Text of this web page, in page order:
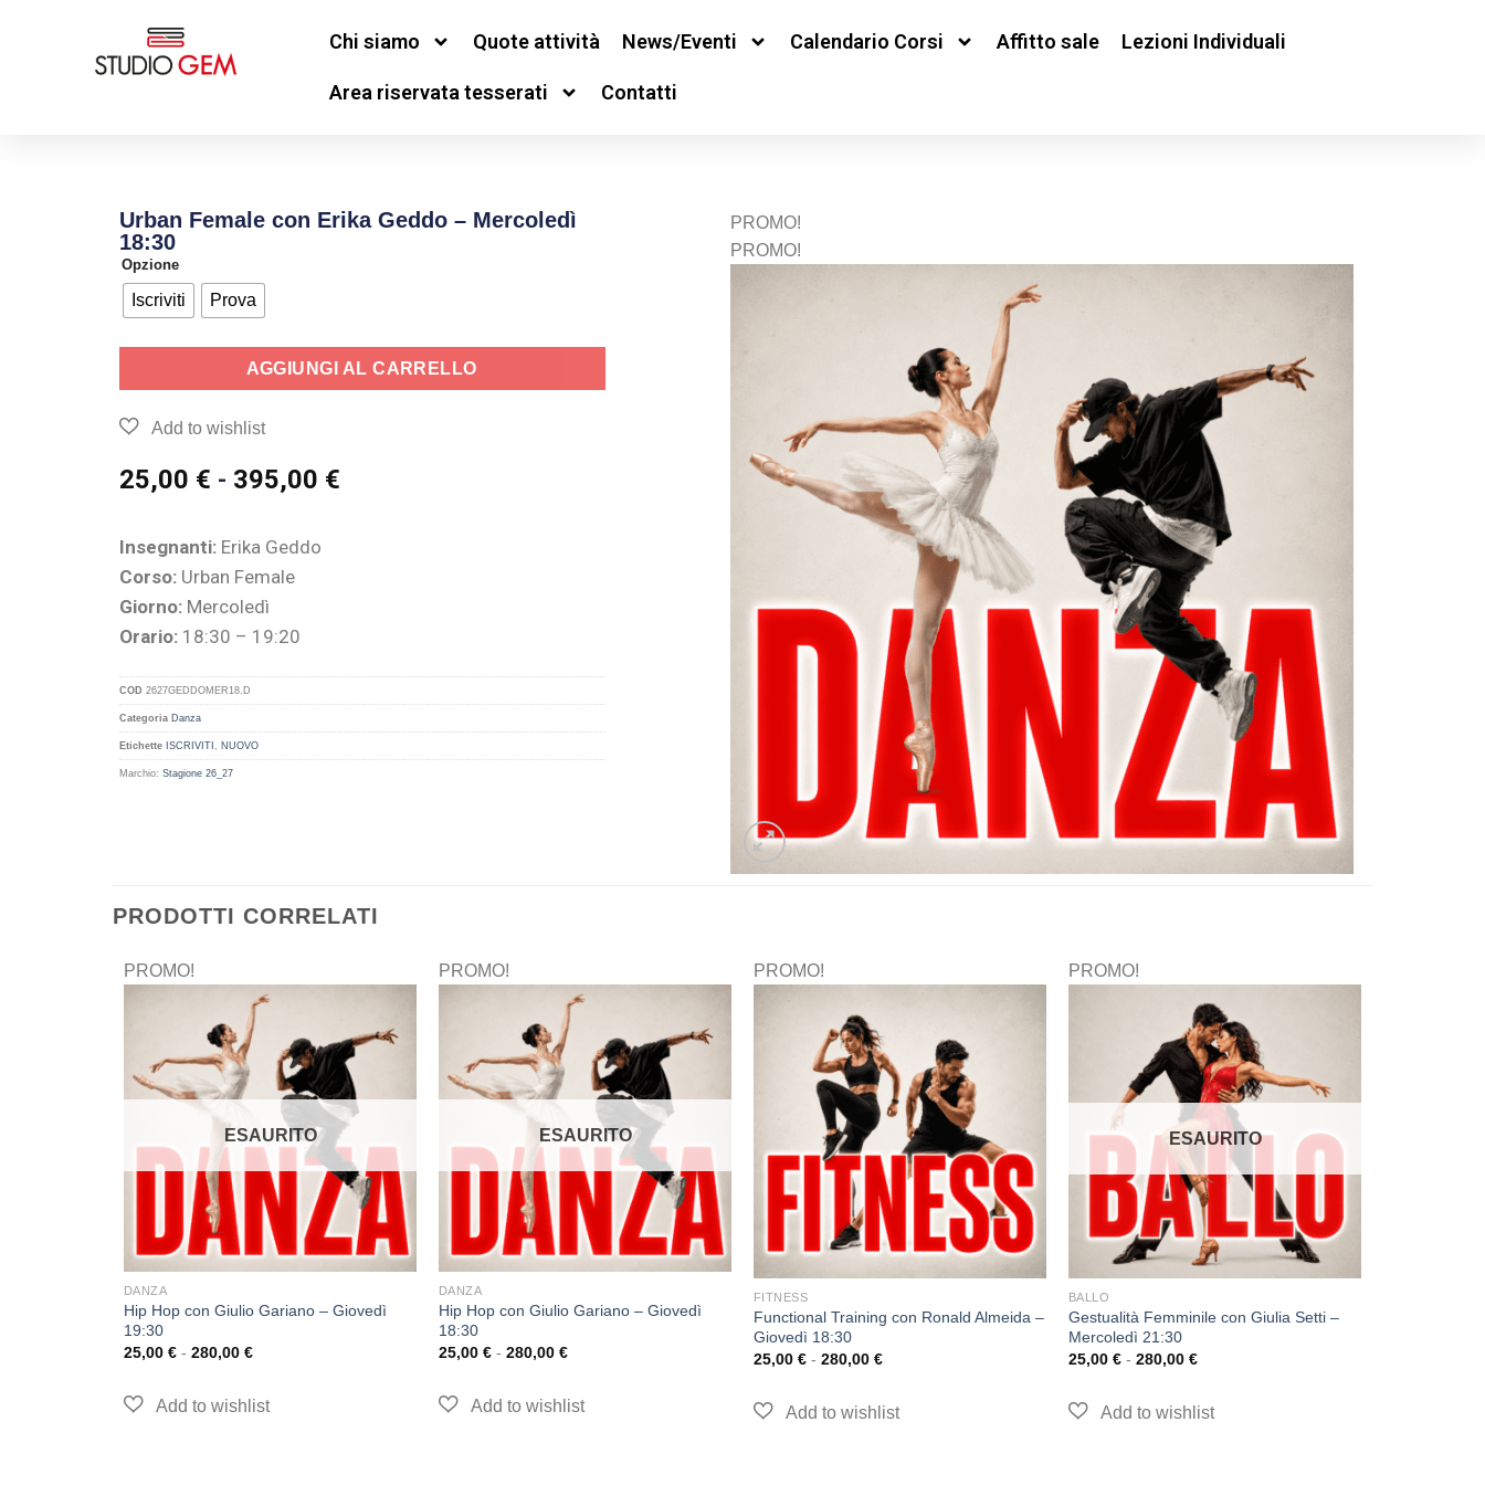
Chi siamo Quote attività News/Eventi Calendario Corsi Affitto sale Lezioni Individuali
Area riservata tesserati Contatti
Urban Female con Erika Geddo – Mercoledì
18:30
Opzione
Iscriviti Prova
AGGIUNGI AL CARRELLO
25,00 € - 395,00 €
Insegnanti:Erika Geddo
Corso:Urban Female
Giorno:Mercoledì
Orario:18:30 – 19:20
COD 2627GEDDOMER18.D
Categoria Danza
Etichette ISCRIVITI NUOVO
Marchio: Stagione 26_27
PROMO!
PROMO!
PRODOTTI CORRELATI
PROMO!
ESAURITO
DANZA
Hip Hop con Giulio Gariano – Giovedì
19:30
25,00 € - 280,00 €
PROMO!
ESAURITO
DANZA
Hip Hop con Giulio Gariano – Giovedì
18:30
25,00 € - 280,00 €
PROMO!
FITNESS
Functional Training con Ronald Almeida –
Giovedì 18:30
25,00 € - 280,00 €
PROMO!
ESAURITO
BALLO
Gestualità Femminile con Giulia Setti –
Mercoledì 21:30
25,00 € - 280,00 €